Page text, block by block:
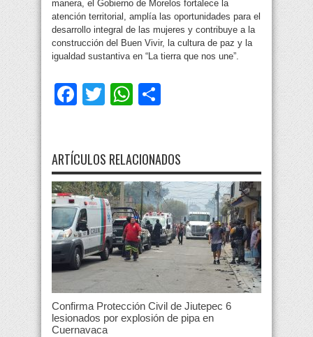
manera, el Gobierno de Morelos fortalece la
atención territorial, amplía las oportunidades para el
desarrollo integral de las mujeres y contribuye a la
construcción del Buen Vivir, la cultura de paz y la
igualdad sustantiva en “La tierra que nos une”.
Facebook
TwitterWhatsApp
ARTÍCULOS RELACIONADOS
Confirma Protección Civil de Jiutepec 6
lesionados por explosión de pipa en
Cuernavaca